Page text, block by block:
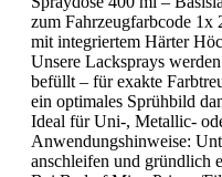
zum Fahrzeugfarbcode
mit integriertem Härter
Unsere Lacksprays
befüllt – für exakte
ein optimales Sprühbild
Ideal für Uni-, Metallic-
Anwendungshinweise:
anschleifen und gründlich